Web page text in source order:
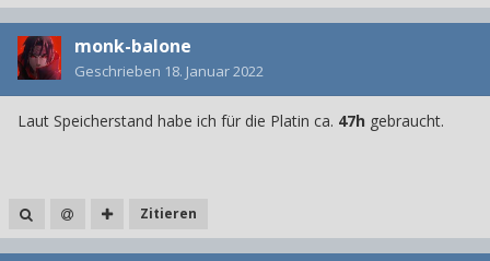
monk-balone
Geschrieben 18. Januar 2022
Laut Speicherstand habe ich für die Platin ca. 47h gebraucht.
Zitieren